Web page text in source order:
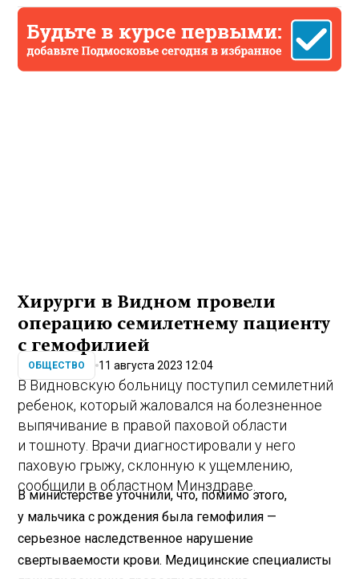
Хирурги в Видном провели
операцию семилетнему пациенту
с гемофилией
ОБЩЕСТВО 11 августа 2023 12:04
В Видновскую больницу поступил семилетний
ребенок, который жаловался на болезненное
выпячивание в правой паховой области
и тошноту. Врачи диагностировали у него
паховую грыжу, склонную к ущемлению,
сообщили в областном Минздраве.
В министерстве уточнили, что, помимо этого,
у мальчика с рождения была гемофилия —
серьезное наследственное нарушение
свертываемости крови. Медицинские специалисты